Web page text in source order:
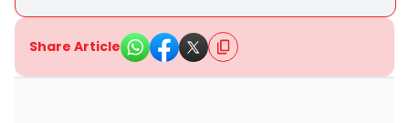
Share Article